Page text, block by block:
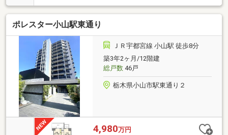
修繕積立金は６０６号室６０７号室２住戸の合計面積
および合計金額（２住戸セットでの販売です）・６０
６号室公簿面積４２．２５平米、敷地権の割合（持
分）１００万分の６５７６・６０７号室公簿面積４
２．２５平米、敷地権の割合（持分）１００万分の６
５７６洋室２隣洗面室に玄関ドアがありますが開きま
せん。
ポレスター小山駅東通り
ＪＲ宇都宮線 小山駅 徒歩8分
築3年2ヶ月/12階建
総戸数46戸
栃木県小山市駅東通り２
4,980万円